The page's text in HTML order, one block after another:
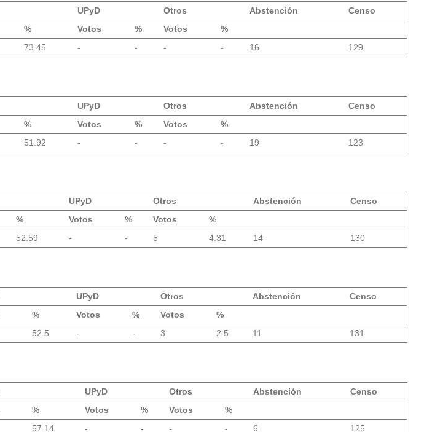
UPyD Otros Abstención
Censo
% Votos % Votos
%
73.45 - - - - 16 129
UPyD Otros Abstención
Censo
% Votos % Votos
%
51.92 - - - - 19 123
UPyD Otros Abstención
Censo
% Votos % Votos
%
52.59 - - 5 4.31 14 130
UPyD Otros Abstención
Censo
% Votos % Votos
%
52.5 - - 3 2.5 11 131
UPyD Otros Abstención
Censo
% Votos % Votos
%
57.14 - - - - 6 125